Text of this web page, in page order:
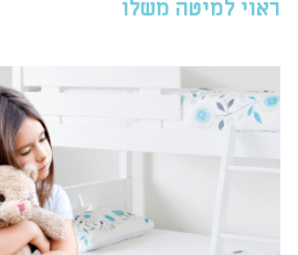
ראוי למיטה משלו